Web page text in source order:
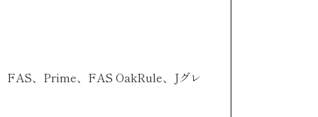
FAS、Prime、FAS OakRule、Jグレ